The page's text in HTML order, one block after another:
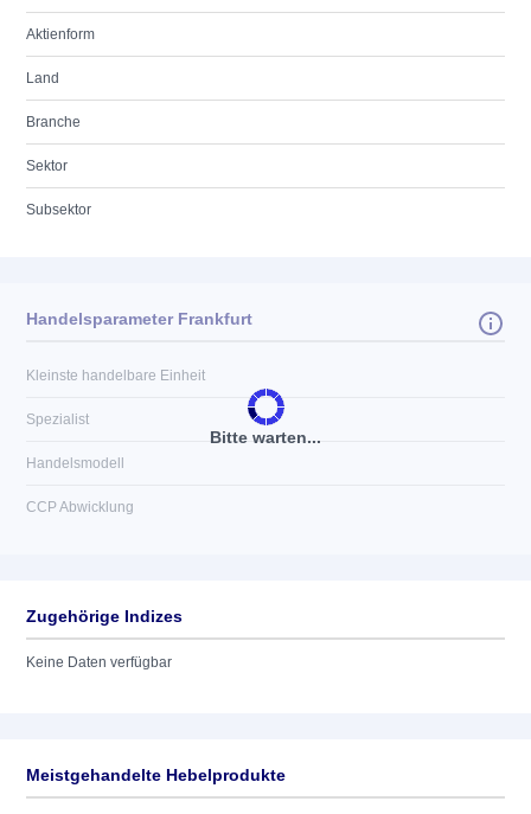
Aktienform
Land
Branche
Sektor
Subsektor
Bitte warten...
Handelsparameter Frankfurt
Kleinste handelbare Einheit
Spezialist
Handelsmodell
CCP Abwicklung
Zugehörige Indizes
Keine Daten verfügbar
Meistgehandelte Hebelprodukte